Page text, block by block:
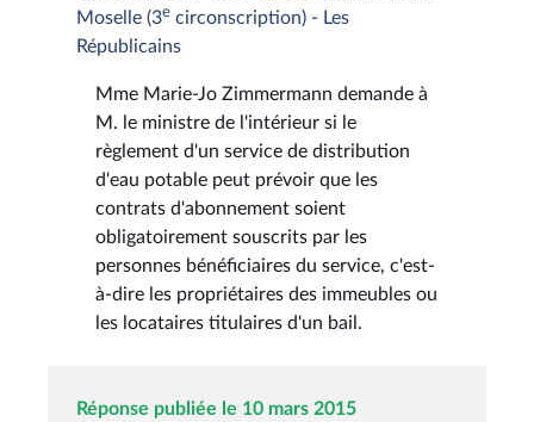
Moselle (3e circonscription) - Les
Républicains
Mme Marie-Jo Zimmermann demande à
M. le ministre de l'intérieur si le
règlement d'un service de distribution
d'eau potable peut prévoir que les
contrats d'abonnement soient
obligatoirement souscrits par les
personnes bénéficiaires du service, c'est-
à-dire les propriétaires des immeubles ou
les locataires titulaires d'un bail.
Réponse publiée le 10 mars 2015